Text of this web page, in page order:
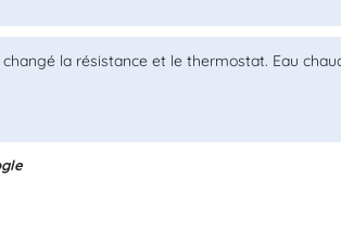
la résistance et le thermostat. Eau